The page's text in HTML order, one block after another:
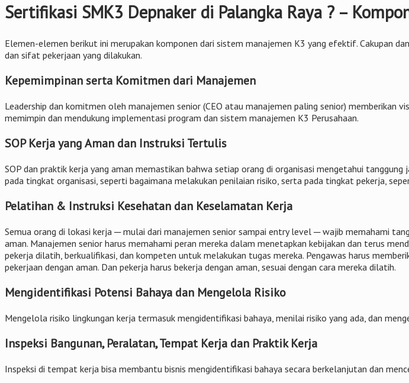
Sertifikasi SMK3 Depnaker di Palangka Raya ? –
Elemen-elemen berikut ini merupakan komponen dari sistem manajemen K3 yang efektif. Cakupan
dan sifat pekerjaan yang dilakukan.
Kepemimpinan serta Komitmen dari Manajemen
Leadership dan komitmen oleh manajemen senior (CEO atau manajemen paling senior) memberikan
memimpin dan mendukung implementasi program dan sistem manajemen K3 Perusahaan.
SOP Kerja yang Aman dan Instruksi Tertulis
SOP dan praktik kerja yang aman memastikan bahwa setiap orang di organisasi mengetahui
pada tingkat organisasi, seperti bagaimana melakukan penilaian risiko, serta pada tingkat pekerja,
Pelatihan & Instruksi Kesehatan dan Keselamatan Kerja
Semua orang di lokasi kerja ─ mulai dari manajemen senior sampai entry level ─ wajib memahami
aman. Manajemen senior harus memahami peran mereka dalam menetapkan kebijakan dan terus
pekerja dilatih, berkualifikasi, dan kompeten untuk melakukan tugas mereka. Pengawas harus
pekerjaan dengan aman. Dan pekerja harus bekerja dengan aman, sesuai dengan cara mereka dilatih.
Mengidentifikasi Potensi Bahaya dan Mengelola Risiko
Mengelola risiko lingkungan kerja termasuk mengidentifikasi bahaya, menilai risiko yang ada, dan
Inspeksi Bangunan, Peralatan, Tempat Kerja dan Praktik Kerja
Inspeksi di tempat kerja bisa membantu bisnis mengidentifikasi bahaya secara berkelanjutan dan